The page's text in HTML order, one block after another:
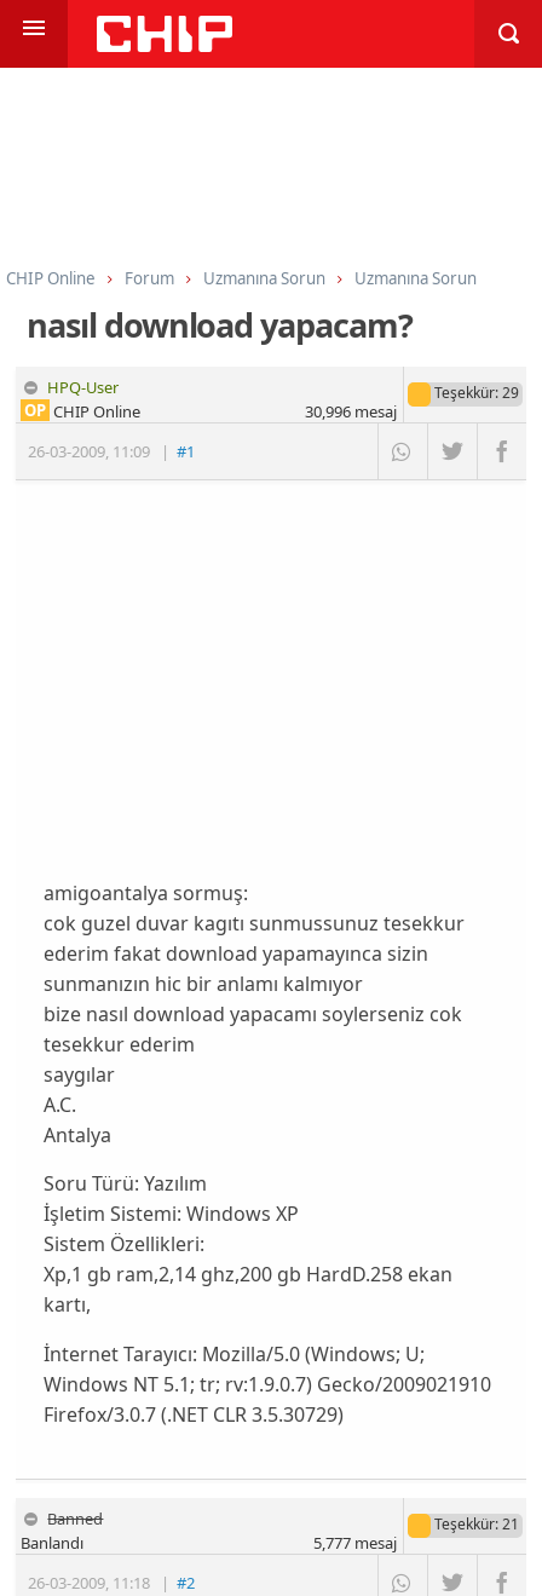
CHIP Online Forum Uzmanına Sorun Uzmanına Sorun
nasıl download yapacam?
HPQ-User
26-03-2009, 11:09 |#1
OP CHIP Online
Teşekkür: 29
30,996mesaj
amigoantalya sormuş:
cok guzel duvar kagıtı sunmussunuz tesekkur
ederim fakat download yapamayınca sizin
sunmanızın hic bir anlamı kalmıyor
bize nasıl download yapacamı soylerseniz cok
tesekkur ederim
saygılar
A.C.
Antalya
Soru Türü: Yazılım
İşletim Sistemi: Windows XP
Sistem Özellikleri:
Xp,1 gb ram,2,14 ghz,200 gb HardD.258 ekan
kartı,
İnternet Tarayıcı: Mozilla/5.0 (Windows; U;
Windows NT 5.1; tr; rv:1.9.0.7) Gecko/2009021910
Firefox/3.0.7 (.NET CLR 3.5.30729)
Banned
26-03-2009, 11:18 |#2
Banlandı
Teşekkür: 21
5,777mesaj